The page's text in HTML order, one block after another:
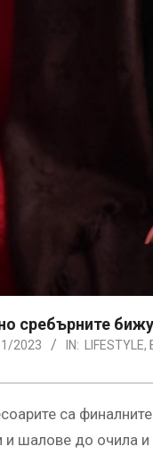
сребърните
2023 IN: LIFESTYLE,
са
шалове до очила и